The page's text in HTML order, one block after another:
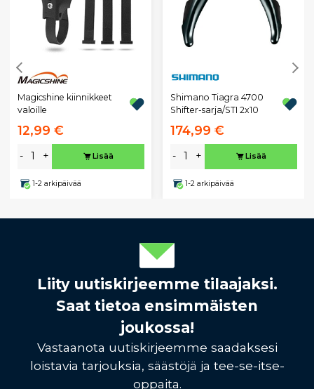
Magicshine kiinnikkeet
valoille
12,99 €
- + Lisää
1-2 arkipäivää
Shimano Tiagra 4700
Shifter-sarja/STI 2x10
174,99 €
- + Lisää
1-2 arkipäivää
Liity uutiskirjeemme tilaajaksi.
Saat tietoa ensimmäisten
joukossa!
Vastaanota uutiskirjeemme saadaksesi
loistavia tarjouksia, säästöjä ja tee-se-itse-
oppaita.